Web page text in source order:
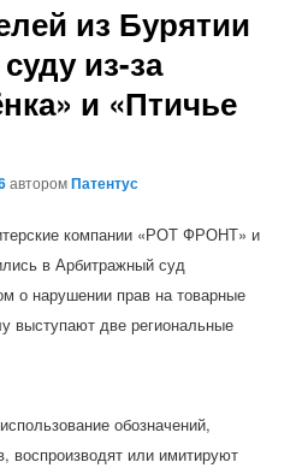
из Бурятии
из-за
и «Птичье
авторомПатентус
компании «РОТ ФРОНТ» и
в Арбитражный суд
о нарушении прав на товарные
выступают две региональные
обозначений,
воспроизводят или имитируют